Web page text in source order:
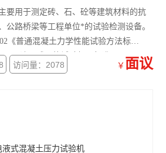
要用于测定砖、石、砼等建筑材料的抗
公路桥梁等工程单位*的试验检测设备。
《普通混凝土力学性能试验方法标
《液压式万能试验机》标准。
访问量：2078 ￥ 面议